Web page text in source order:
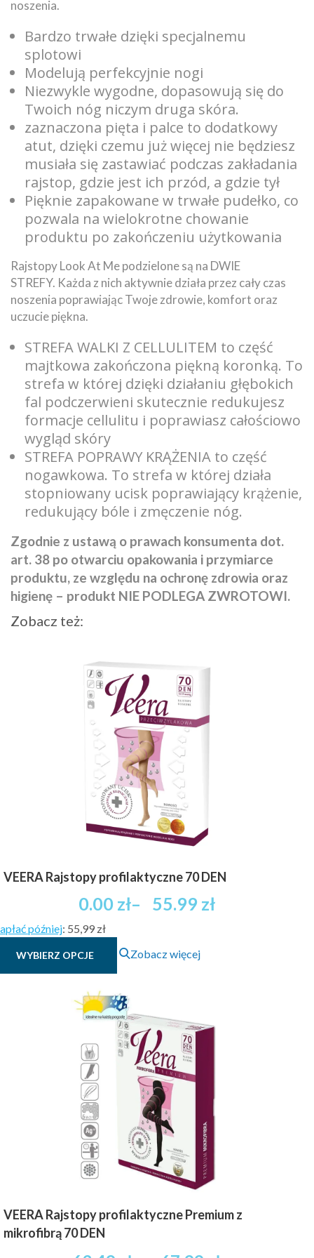
noszenia.
Bardzo trwałe dzięki specjalnemu
splotowi
Modelują perfekcyjnie nogi
Niezwykle wygodne, dopasowują się do
Twoich nóg niczym druga skóra.
zaznaczona pięta i palce to dodatkowy
atut, dzięki czemu już więcej nie będziesz
musiała się zastawiać podczas zakładania
rajstop, gdzie jest ich przód, a gdzie tył
Pięknie zapakowane w trwałe pudełko, co
pozwala na wielokrotne chowanie
produktu po zakończeniu użytkowania
Rajstopy Look At Me podzielone są na DWIE
STREFY. Każda z nich aktywnie działa przez cały czas
noszenia poprawiając Twoje zdrowie, komfort oraz
uczucie piękna.
STREFA WALKI Z CELLULITEM to część
majtkowa zakończona piękną koronką. To
strefa w której dzięki działaniu głębokich
fal podczerwieni skutecznie redukujesz
formacje cellulitu i poprawiasz całościowo
wygląd skóry
STREFA POPRAWY KRĄŻENIA to część
nogawkowa. To strefa w której działa
stopniowany ucisk poprawiający krążenie,
redukujący bóle i zmęczenie nóg.
Zgodnie z ustawą o prawach konsumenta dot.
art. 38 po otwarciu opakowania i przymiarce
produktu, ze względu na ochronę zdrowia oraz
higienę – produkt NIE PODLEGA ZWROTOWI.
Zobacz też:
VEERA Rajstopy profilaktyczne 70 DEN
0.00 zł– 55.99 zł
Zakres
0.00 zł
55.99 zł
brutto
później: 55,99 zł
WYBIERZ OPCJE
Ten
produkt
wiele
wariantów.
Opcje
można
wybrać
stronie
produktu
Zobacz więcej
VEERA Rajstopy profilaktyczne Premium z
mikrofibrą 70 DEN